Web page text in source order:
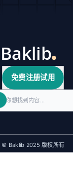
免费注册试用
© Baklib 2025 版权所有